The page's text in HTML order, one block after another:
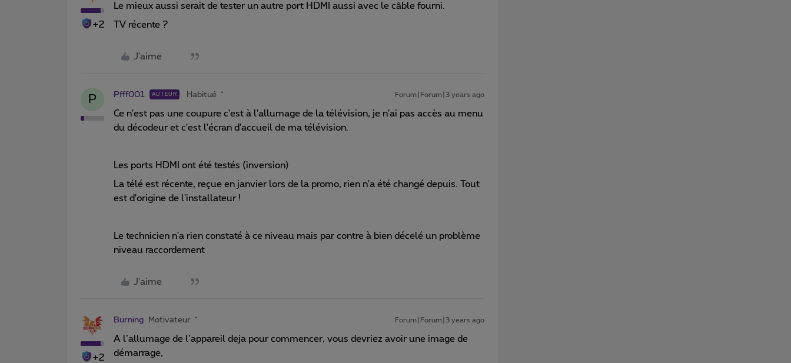
+2
Le mieux aussi serait de tester un autre port HDMI aussi avec le câble fourni.
TV récente ?
J'aime
P Pfff001 AUTEUR Habitué Forum|Forum|3 years ago
Ce n'est pas une coupure c'est à l'allumage de la télévision, je n'ai pas accès au menu
du décodeur et c'est l'écran d'accueil de ma télévision.
Les ports HDMI ont été testés (inversion)
La télé est récente, reçue en janvier lors de la promo, rien n'a été changé depuis. Tout
est d'origine de l'installateur !
Le technicien n'a rien constaté à ce niveau mais par contre à bien décelé un problème
niveau raccordement
J'aime
+2
Burning Motivateur Forum|Forum|3 years ago
A l’allumage de l’appareil deja pour commencer, vous devriez avoir une image de
démarrage,